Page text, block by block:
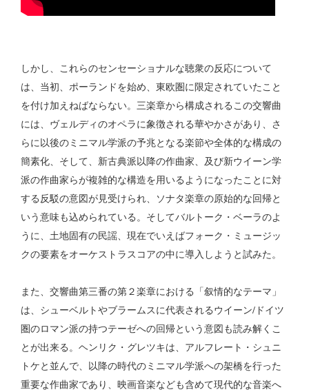
しかし、これらのセンセーショナルな聴衆の反応について
は、当初、ポーランドを始め、東欧圏に限定されていたこと
を付け加えねばならない。三楽章から構成されるこの交響曲
には、ヴェルディのオペラに象徴される華やかさがあり、さ
らに以後のミニマル学派の予兆となる楽節や全体的な構成の
簡素化、そして、新古典派以降の作曲家、及び新ウイーン学
派の作曲家らが複雑的な構造を用いるようになったことに対
する反駁の意図が見受けられ、ソナタ楽章の原始的な回帰と
いう意味も込められている。そしてバルトーク・ベーラのよ
うに、土地固有の民謡、現在でいえばフォーク・ミュージッ
クの要素をオーケストラスコアの中に導入しようと試みた。
また、交響曲第三番の第２楽章における「叙情的なテーマ」
は、シューベルトやブラームスに代表されるウイーン/ドイツ
圏のロマン派の持つテーゼへの回帰という意図も読み解くこ
とが出来る。ヘンリク・グレツキは、アルフレート・シュニ
トケと並んで、以降の時代のミニマル学派への架橋を行った
重要な作曲家であり、映画音楽なども含めて現代的な音楽へ